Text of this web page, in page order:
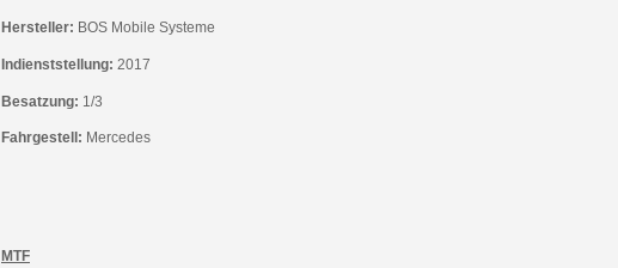
Hersteller: BOS Mobile Systeme
Indienststellung: 2017
Besatzung: 1/3
Fahrgestell: Mercedes
MTF